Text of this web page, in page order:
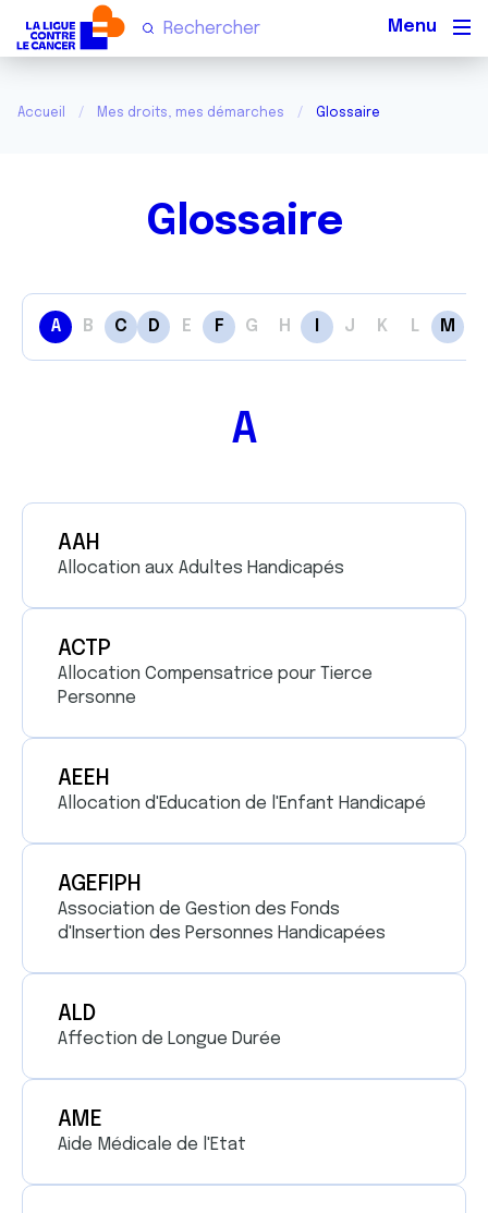
Accueil Mes droits, mes démarches Glossaire
Glossaire
A B C D E F G H J K L M
A
AAH
Allocation aux Adultes Handicapés
ACTP
Allocation Compensatrice pour Tierce
Personne
AEEH
Allocation d'Education de l'Enfant Handicapé
AGEFIPH
Association de Gestion des Fonds
d'Insertion des Personnes Handicapées
ALD
Affection de Longue Durée
AME
Aide Médicale de l'Etat